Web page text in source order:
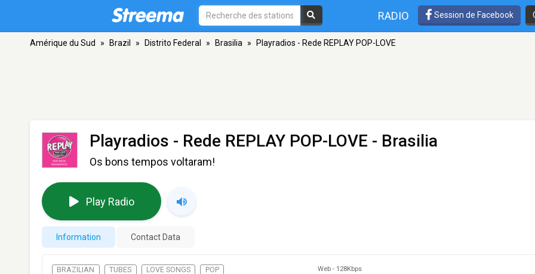
RADIO Session de Facebook
Amérique du Sud » Brazil » Distrito Federal » Brasilia » Playradios - Rede REPLAY POP-LOVE
Playradios - Rede REPLAY POP-LOVE - Brasilia
Os bons tempos voltaram!
Play Radio
Information Contact Data
BRAZILIAN TUBES LOVE SONGS POP Web - 128Kbps